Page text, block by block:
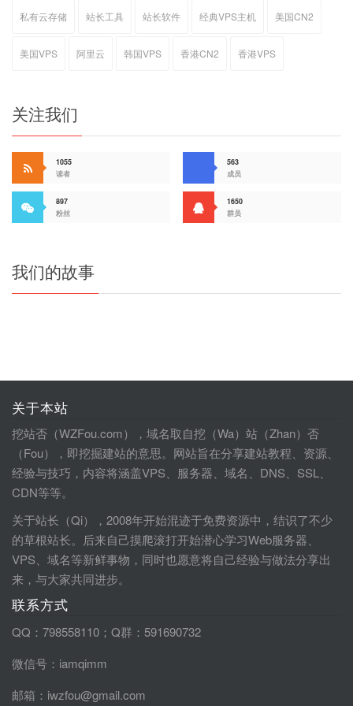
私有云存储 站长工具 站长软件 经典VPS主机 美国CN2
美国VPS 阿里云 韩国VPS 香港CN2 香港VPS
关注我们
1055
读者
563
成员
897
粉丝
1650
群员
我们的故事
关于本站
挖站否（WZFou.com），域名取自挖（Wa）站（Zhan）否
（Fou），即挖掘建站的意思。网站旨在分享建站教程、资源、
经验与技巧，内容将涵盖VPS、服务器、域名、DNS、SSL、
CDN等等。
关于站长（Qi），2008年开始混迹于免费资源中，结识了不少
的草根站长。后来自己摸爬滚打开始潜心学习Web服务器、
VPS、域名等新鲜事物，同时也愿意将自己经验与做法分享出
来，与大家共同进步。
联系方式
QQ：798558110；Q群：591690732
微信号：iamqimm
邮箱：iwzfou@gmail.com